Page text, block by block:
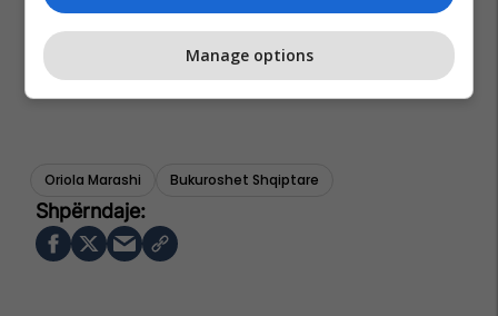
Oriola Marashi Bukuroshet Shqiptare
Manage options